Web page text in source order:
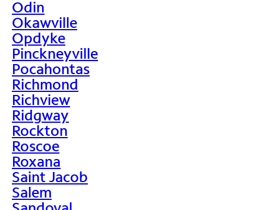
Odin
Okawville
Opdyke
Pinckneyville
Pocahontas
Richmond
Richview
Ridgway
Rockton
Roscoe
Roxana
Saint Jacob
Salem